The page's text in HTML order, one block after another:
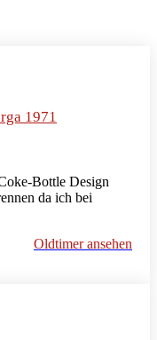
1971
Bottle Design
da ich bei
Oldtimer ansehen